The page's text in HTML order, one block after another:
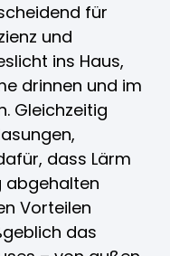
für
und
ins Haus,
drinnen und im
Gleichzeitig
dass Lärm
abgehalten
Vorteilen
das